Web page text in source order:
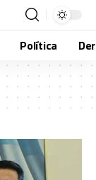
Política